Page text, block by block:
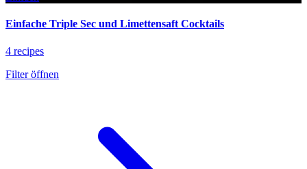
Einfache Triple Sec und Limettensaft Cocktails
4 recipes
Filter öffnen